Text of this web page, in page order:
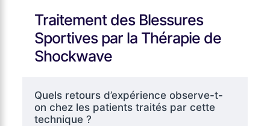
Traitement des Blessures
Sportives par la Thérapie de
Shockwave
Quels retours d’expérience observe-t-
on chez les patients traités par cette
technique ?